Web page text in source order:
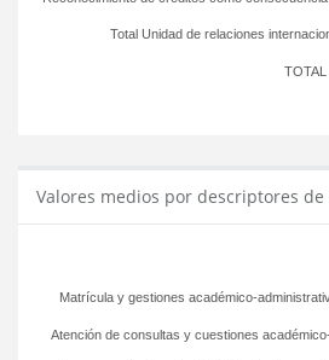
TOTAL
Total Unidad de relaciones
Valores medios por descriptores de
Atención de consultas y cuestiones académico-
Matrícula y gestiones académico-